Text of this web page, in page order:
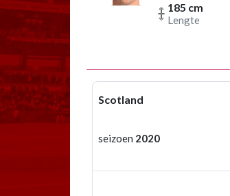
185 cm
Lengte
Scotland
seizoen 2020